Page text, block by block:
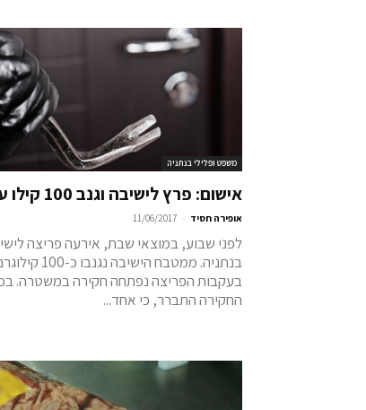
משפט ופלילי בנתניה
אישום: פרץ לישיבה וגנב 100 קילו עופות
אופירה חסיד -
11/06/2017
לפני שבוע, במוצאי שבת, אירעה פריצה
בנתניה. ממטבח
בעקבות הפריצה נפתחה חקירה במשטרה.
החקירה התברר, כי אחד...